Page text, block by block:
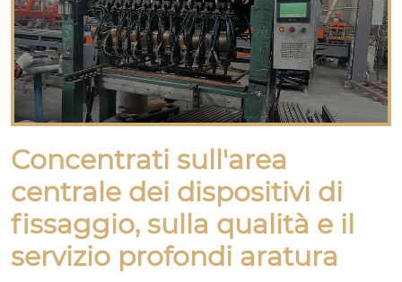
Concentrati sull'area
centrale dei dispositivi di
fissaggio, sulla qualità e il
servizio profondi aratura